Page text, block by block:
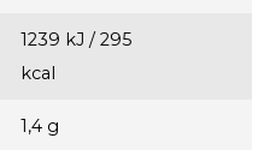
1239 kJ / 295
kcal
1,4 g